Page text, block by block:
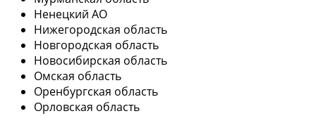
Ненецкий АО
Нижегородская область
Новгородская область
Новосибирская область
Омская область
Оренбургская область
Орловская область